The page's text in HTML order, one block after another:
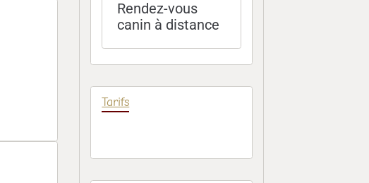
douces et
efficaces
Rendez-vous
canin à distance
Tarifs